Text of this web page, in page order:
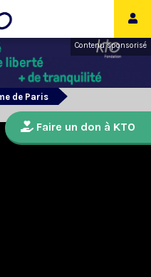
Contenu sponsorisé
de Paris
Faire un don à KTO